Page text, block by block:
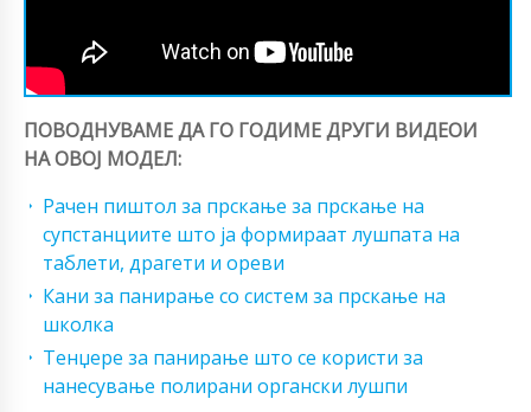
ПОВОДНУВАМЕ ДА ГО ГОДИМЕ ДРУГИ ВИДЕОИ
НА ОВОЈ МОДЕЛ:
Рачен пиштол за прскање за прскање на
супстанциите што ја формираат лушпата на
таблети, драгети и ореви
Кани за панирање со систем за прскање на
школка
Тенџере за панирање што се користи за
нанесување полирани органски лушпи